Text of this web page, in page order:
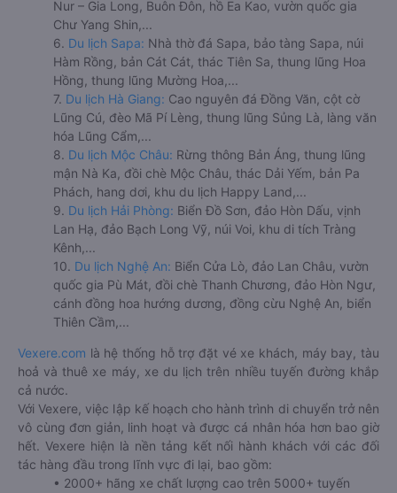
Nur – Gia Long, Buôn Đôn, hồ Ea Kao, vườn quốc gia
Chư Yang Shin,...
6. Du lịch Sapa: Nhà thờ đá Sapa, bảo tàng Sapa, núi
Hàm Rồng, bản Cát Cát, thác Tiên Sa, thung lũng Hoa
Hồng, thung lũng Mường Hoa,...
7. Du lịch Hà Giang: Cao nguyên đá Đồng Văn, cột cờ
Lũng Cú, đèo Mã Pí Lèng, thung lũng Sủng Là, làng văn
hóa Lũng Cẩm,...
8. Du lịch Mộc Châu: Rừng thông Bản Áng, thung lũng
mận Nà Ka, đồi chè Mộc Châu, thác Dải Yếm, bản Pa
Phách, hang dơi, khu du lịch Happy Land,...
9. Du lịch Hải Phòng: Biển Đồ Sơn, đảo Hòn Dấu, vịnh
Lan Hạ, đảo Bạch Long Vỹ, núi Voi, khu di tích Tràng
Kênh,...
10. Du lịch Nghệ An: Biển Cửa Lò, đảo Lan Châu, vườn
quốc gia Pù Mát, đồi chè Thanh Chương, đảo Hòn Ngư,
cánh đồng hoa hướng dương, đồng cừu Nghệ An, biển
Thiên Cầm,...
Vexere.com là hệ thống hỗ trợ đặt vé xe khách, máy bay, tàu
hoả và thuê xe máy, xe du lịch trên nhiều tuyến đường khắp
cả nước.
Với Vexere, việc lập kế hoạch cho hành trình di chuyển trở nên
vô cùng đơn giản, linh hoạt và được cá nhân hóa hơn bao giờ
hết. Vexere hiện là nền tảng kết nối hành khách với các đối
tác hàng đầu trong lĩnh vực đi lại, bao gồm:
• 2000+ hãng xe chất lượng cao trên 5000+ tuyến